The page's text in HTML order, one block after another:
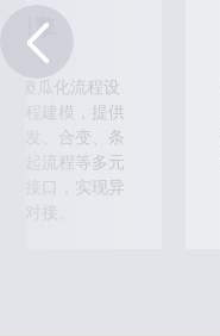
引擎
傻瓜化流程设
流程建模，提供
并发、合变、条
挂起流程等多元
发接口，实现异
对接。